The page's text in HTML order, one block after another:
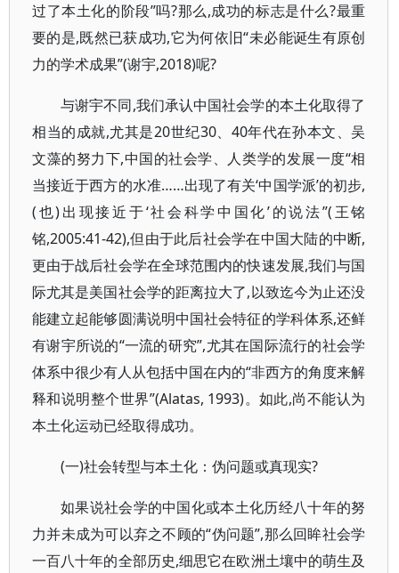
过了本土化的阶段”吗?那么,成功的标志是什么?最重
要的是,既然已获成功,它为何依旧“未必能诞生有原创
力的学术成果”(谢宇,2018)呢?
与谢宇不同,我们承认中国社会学的本土化取得了
相当的成就,尤其是20世纪30、40年代在孙本文、吴
文藻的努力下,中国的社会学、人类学的发展一度“相
当接近于西方的水准……出现了有关‘中国学派’的初步,
(也)出现接近于‘社会科学中国化’的说法”(王铭
铭,2005:41-42),但由于此后社会学在中国大陆的中断,
更由于战后社会学在全球范围内的快速发展,我们与国
际尤其是美国社会学的距离拉大了,以致迄今为止还没
能建立起能够圆满说明中国社会特征的学科体系,还鲜
有谢宇所说的“一流的研究”,尤其在国际流行的社会学
体系中很少有人从包括中国在内的“非西方的角度来解
释和说明整个世界”(Alatas, 1993)。如此,尚不能认为
本土化运动已经取得成功。
(一)社会转型与本土化：伪问题或真现实?
如果说社会学的中国化或本土化历经八十年的努
力并未成为可以弃之不顾的“伪问题”,那么回眸社会学
一百八十年的全部历史,细思它在欧洲土壤中的萌生及